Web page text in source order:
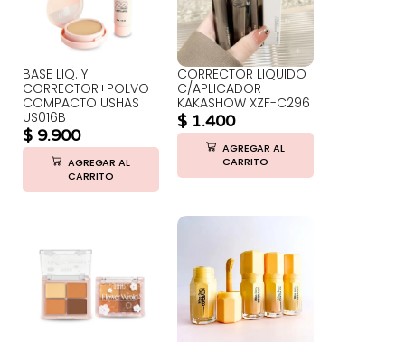
BASE LIQ. Y
CORRECTOR+POLVO
COMPACTO USHAS
US016B
$ 9.900
AGREGAR AL
CARRITO
CORRECTOR LIQUIDO
C/APLICADOR
KAKASHOW XZF-C296
$ 1.400
AGREGAR AL
CARRITO